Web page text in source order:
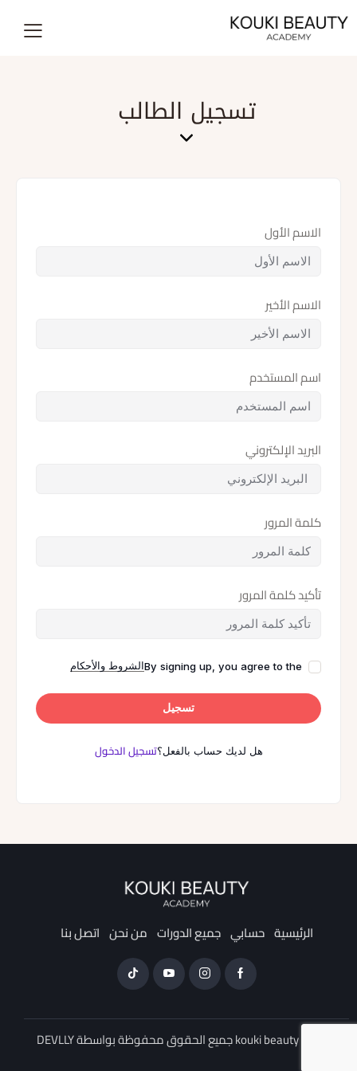
تسجيل الطالب
الاسم الأول
الاسم الأخير
اسم المستخدم
البريد الإلكتروني
كلمة المرور
تأكيد كلمة المرور
By signing up, you agree to theالشروط والأحكام
تسجيل
هل لديك حساب بالفعل؟تسجيل الدخول
الرئيسية حسابي جميع الدورات من نحن اتصل بنا
kouki beauty © 2026 جميع الحقوق محفوظة بواسطة DEVLLY